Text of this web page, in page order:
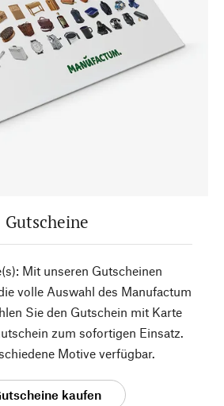
Gutscheine
Mit unseren Gutscheinen
volle Auswahl des Manufactum
Sie den Gutschein mit Karte
zum sofortigen Einsatz.
Motive verfügbar.
kaufen